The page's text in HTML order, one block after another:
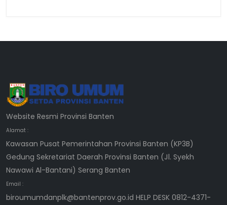
Website Resmi Provinsi Banten
Alamat :
Kawasan Pusat Pemerintahan Provinsi Banten (KP3B)
Gedung Sekretariat Daerah Provinsi Banten (Jl. Syekh
Nawawi Al-Bantani) Serang Banten
Email :
biroumumdanplk@bantenprov.go.id HELP DESK 0812-4371-